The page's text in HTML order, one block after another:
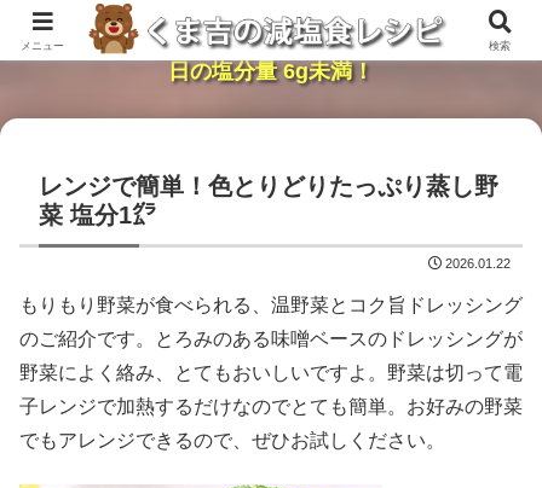
レンジで簡単・時短「くま吉の減塩食レシピ」１
日の塩分量 6g未満！
レンジで簡単！色とりどりたっぷり蒸し野
菜 塩分1㌘
2026.01.22
もりもり野菜が食べられる、温野菜とコク旨ドレッシング
のご紹介です。とろみのある味噌ベースのドレッシングが
野菜によく絡み、とてもおいしいですよ。野菜は切って電
子レンジで加熱するだけなのでとても簡単。お好みの野菜
でもアレンジできるので、ぜひお試しください。
メニュー 検索